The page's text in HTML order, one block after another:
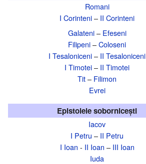
Romani
I Corinteni– II Corinteni
Galateni– Efeseni
Filipeni–Coloseni
I Tesaloniceni– II Tesaloniceni
I Timotei– II Timotei
Tit– Filimon
Evrei
Epistolele sobornicești
Iacov
I Petru – II Petru
I Ioan - II Ioan – III Ioan
Iuda